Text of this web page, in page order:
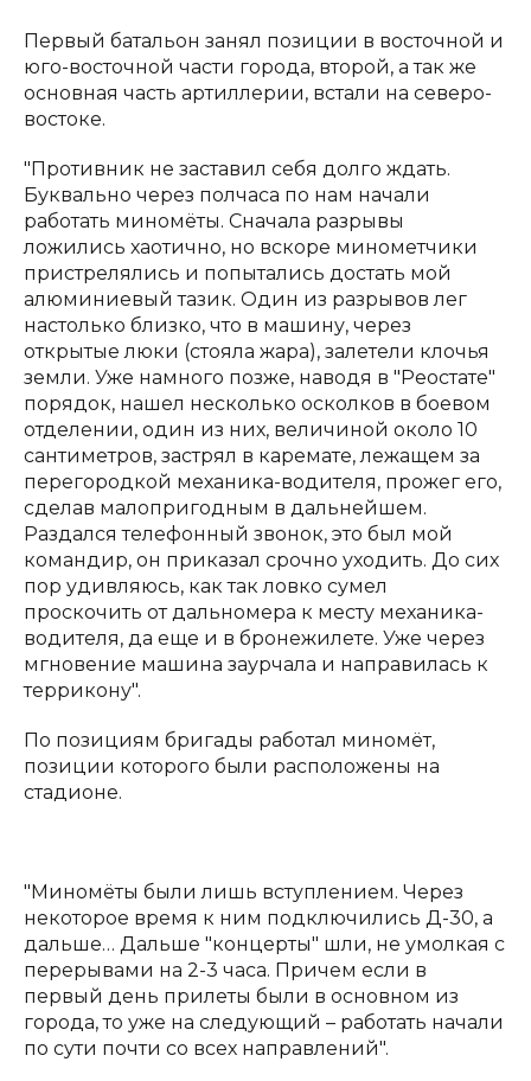
Первый батальон занял позиции в восточной и
юго-восточной части города, второй, а так же
основная часть артиллерии, встали на северо-
востоке.
"Противник не заставил себя долго ждать.
Буквально через полчаса по нам начали
работать миномёты. Сначала разрывы
ложились хаотично, но вскоре минометчики
пристрелялись и попытались достать мой
алюминиевый тазик. Один из разрывов лег
настолько близко, что в машину, через
открытые люки (стояла жара), залетели клочья
земли. Уже намного позже, наводя в "Реостате"
порядок, нашел несколько осколков в боевом
отделении, один из них, величиной около 10
сантиметров, застрял в каремате, лежащем за
перегородкой механика-водителя, прожег его,
сделав малопригодным в дальнейшем.
Раздался телефонный звонок, это был мой
командир, он приказал срочно уходить. До сих
пор удивляюсь, как так ловко сумел
проскочить от дальномера к месту механика-
водителя, да еще и в бронежилете. Уже через
мгновение машина заурчала и направилась к
террикону".
По позициям бригады работал миномёт,
позиции которого были расположены на
стадионе.
"Миномёты были лишь вступлением. Через
некоторое время к ним подключились Д-30, а
дальше… Дальше "концерты" шли, не умолкая с
перерывами на 2-3 часа. Причем если в
первый день прилеты были в основном из
города, то уже на следующий – работать начали
по сути почти со всех направлений".